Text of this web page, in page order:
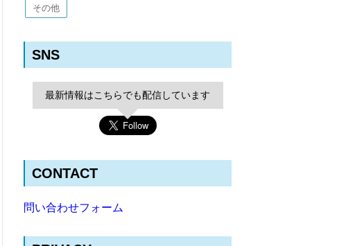
その他
SNS
最新情報はこちらでも配信しています
CONTACT
問い合わせフォーム